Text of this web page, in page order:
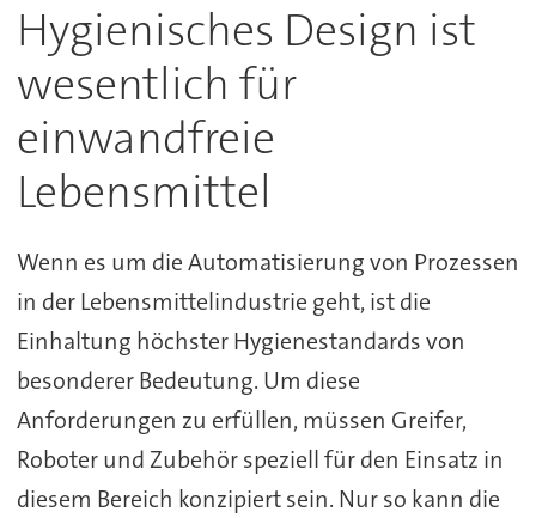
Hygienisches Design ist
wesentlich für
einwandfreie
Lebensmittel
Wenn es um die Automatisierung von Prozessen
in der Lebensmittelindustrie geht, ist die
Einhaltung höchster Hygienestandards von
besonderer Bedeutung. Um diese
Anforderungen zu erfüllen, müssen Greifer,
Roboter und Zubehör speziell für den Einsatz in
diesem Bereich konzipiert sein. Nur so kann die